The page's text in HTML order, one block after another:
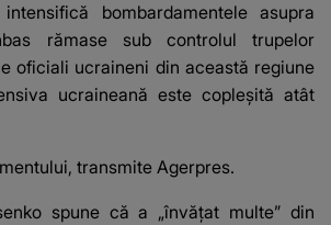
bombardamentele asupra
rămase sub controlul trupelor
oficiali ucraineni din această regiune
ucraineană este copleşită atât
transmite Agerpres.
spune că a „învățat multe” din